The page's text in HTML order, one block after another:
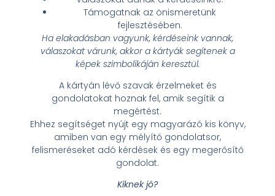
Támogatnak az önismeretünk
fejlesztésében.
Ha elakadásban vagyunk, kérdéseink vannak,
válaszokat várunk, akkor a kártyák segítenek a
képek szimbolikáján keresztül.
A kártyán lévő szavak érzelmeket és
gondolatokat hoznak fel, amik segítik a
megértést.
Ehhez segítséget nyújt egy magyarázó kis könyv,
amiben van egy mélyítő gondolatsor,
felismeréseket adó kérdések és egy megerősítő
gondolat.
Kiknek jó?